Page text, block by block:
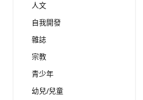
人文
自我開發
雜誌
宗教
青少年
幼兒/兒童